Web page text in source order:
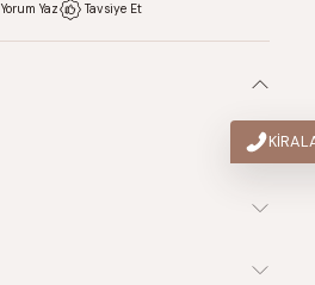
Yorum Yaz Tavsiye Et